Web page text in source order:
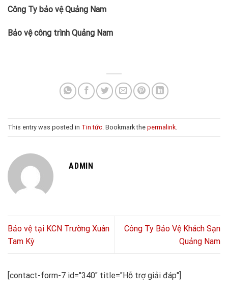
Công Ty bảo vệ Quảng Nam
Bảo vệ công trình Quảng Nam
This entry was posted in Tin tức . Bookmark the permalink
ADMIN
Bảo vệ tại KCN Trường Xuân
Tam Kỳ
Công Ty Bảo Vệ Khách Sạn
Quảng Nam
[contact-form-7 id="340" title="Hỗ trợ giải đáp"]